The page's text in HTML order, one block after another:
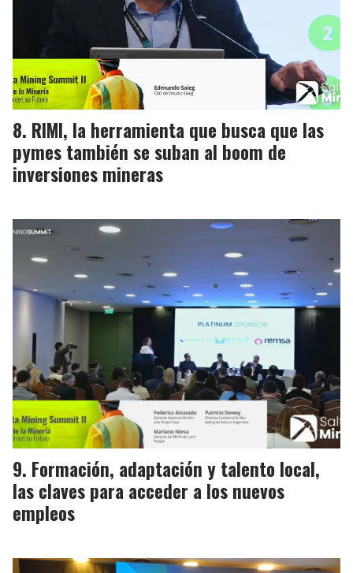
RIMI, la herramienta que busca que las
pymes también se suban al boom de
inversiones mineras
Formación, adaptación y talento local,
las claves para acceder a los nuevos
empleos